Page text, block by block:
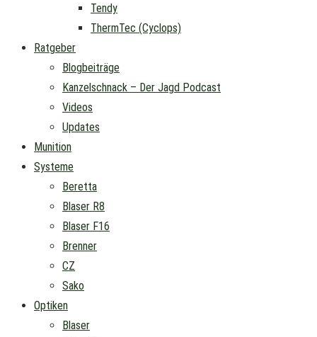
Tendy
ThermTec (Cyclops)
Ratgeber
Blogbeiträge
Kanzelschnack – Der Jagd Podcast
Videos
Updates
Munition
Systeme
Beretta
Blaser R8
Blaser F16
Brenner
CZ
Sako
Optiken
Blaser